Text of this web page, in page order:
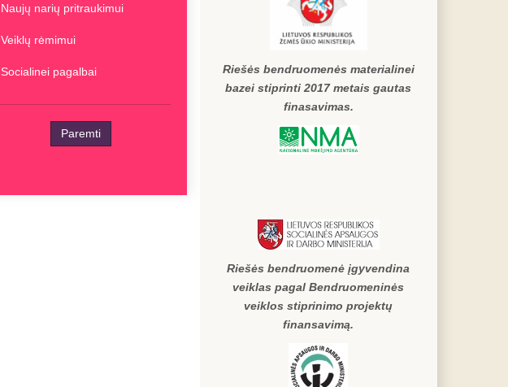
Naujų narių pritraukimui
Veiklų rėmimui
Socialinei pagalbai
Paremti
Riešės bendruomenės materialinei
bazei stiprinti 2017 metais gautas
finasavimas.
Riešės bendruomenė įgyvendina
veiklas pagal Bendruomeninės
veiklos stiprinimo projektų
finansavimą.